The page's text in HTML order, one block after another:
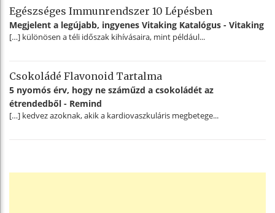
Egészséges Immunrendszer 10 Lépésben
Megjelent a legújabb, ingyenes Vitaking Katalógus - Vitaking
[…] különösen a téli időszak kihívásaira, mint például...
Csokoládé Flavonoid Tartalma
5 nyomós érv, hogy ne száműzd a csokoládét az
étrendedből - Remind
[…] kedvez azoknak, akik a kardiovaszkuláris megbetege...